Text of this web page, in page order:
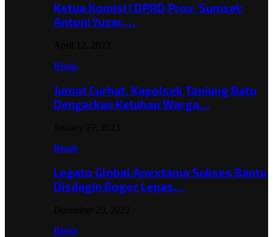
Ketua Komisi I DPRD Prov. Sumsel;
Antoni Yuzar,…
Bisnis
Jumat Curhat, Kapolsek Tanjung Batu
Dengarkan Keluhan Warga…
Bisnis
Legato Global Anextama Sukses Bantu
Disdagin Bogor Lepas…
Bisnis